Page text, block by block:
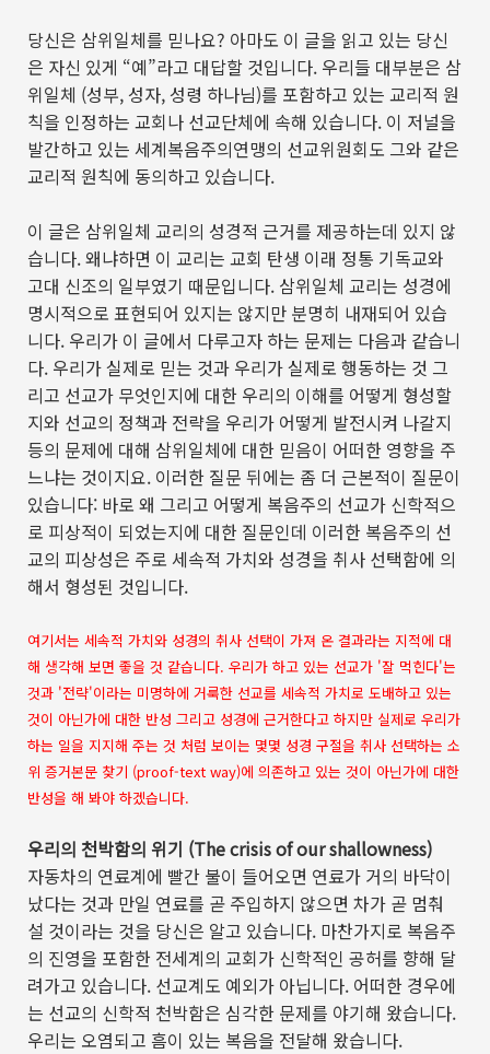
당신은 삼위일체를 믿나요? 아마도 이 글을 읽고 있는 당신
은 자신 있게 “예”라고 대답할 것입니다. 우리들 대부분은 삼
위일체 (성부, 성자, 성령 하나님)를 포함하고 있는 교리적 원
칙을 인정하는 교회나 선교단체에 속해 있습니다. 이 저널을
발간하고 있는 세계복음주의연맹의 선교위원회도 그와 같은
교리적 원칙에 동의하고 있습니다.
이 글은 삼위일체 교리의 성경적 근거를 제공하는데 있지 않
습니다.왜냐하면 이 교리는 교회 탄생 이래 정통 기독교와
고대 신조의 일부였기 때문입니다. 삼위일체 교리는 성경에
명시적으로 표현되어 있지는 않지만 분명히 내재되어 있습
니다. 우리가 이 글에서 다루고자 하는 문제는 다음과 같습니
다. 우리가 실제로 믿는 것과 우리가 실제로 행동하는 것 그
리고 선교가 무엇인지에 대한 우리의 이해를 어떻게 형성할
지와 선교의 정책과 전략을 우리가 어떻게 발전시켜 나갈지
등의 문제에 대해 삼위일체에 대한 믿음이 어떠한 영향을 주
느냐는 것이지요. 이러한 질문 뒤에는 좀 더 근본적이 질문이
있습니다: 바로 왜 그리고 어떻게 복음주의 선교가 신학적으
로 피상적이 되었는지에 대한 질문인데 이러한 복음주의 선
교의 피상성은 주로 세속적 가치와 성경을 취사 선택함에 의
해서 형성된 것입니다.
여기서는 세속적 가치와 성경의 취사 선택이 가져 온 결과라는 지적에 대
해 생각해 보면 좋을 것 같습니다. 우리가 하고 있는 선교가 '잘 먹힌다'는
것과 '전략'이라는 미명하에 거룩한 선교를 세속적 가치로 도배하고 있는
것이 아닌가에 대한 반성 그리고 성경에 근거한다고 하지만 실제로 우리가
하는 일을 지지해 주는 것 처럼 보이는 몇몇 성경 구절을 취사 선택하는 소
위 증거본문 찾기 (proof-text way)에 의존하고 있는 것이 아닌가에 대한
반성을 해 봐야 하겠습니다.
우리의 천박함의 위기 (The crisis of our shallowness)
자동차의 연료계에 빨간 불이 들어오면 연료가 거의 바닥이
났다는 것과 만일 연료를 곧 주입하지 않으면 차가 곧 멈춰
설 것이라는 것을 당신은 알고 있습니다. 마찬가지로 복음주
의 진영을 포함한 전세계의 교회가 신학적인 공허를 향해 달
려가고 있습니다. 선교계도 예외가 아닙니다. 어떠한 경우에
는 선교의 신학적 천박함은 심각한 문제를 야기해 왔습니다.
우리는 오염되고 흠이 있는 복음을 전달해 왔습니다.